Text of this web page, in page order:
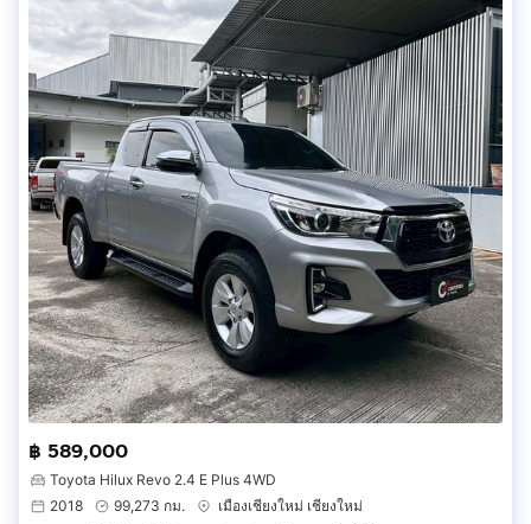
฿ 589,000
Toyota Hilux Revo 2.4 E Plus 4WD
2018
99,273 กม.
เมืองเชียงใหม่ เชียงใหม่